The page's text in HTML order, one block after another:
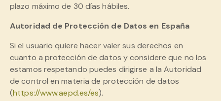
plazo máximo de 30 días hábiles.
Autoridad de Protección de Datos en España
Si el usuario quiere hacer valer sus derechos en
cuanto a protección de datos y considere que no los
estamos respetando puedes dirigirse a la Autoridad
de control en materia de protección de datos
(https://www.aepd.es/es).